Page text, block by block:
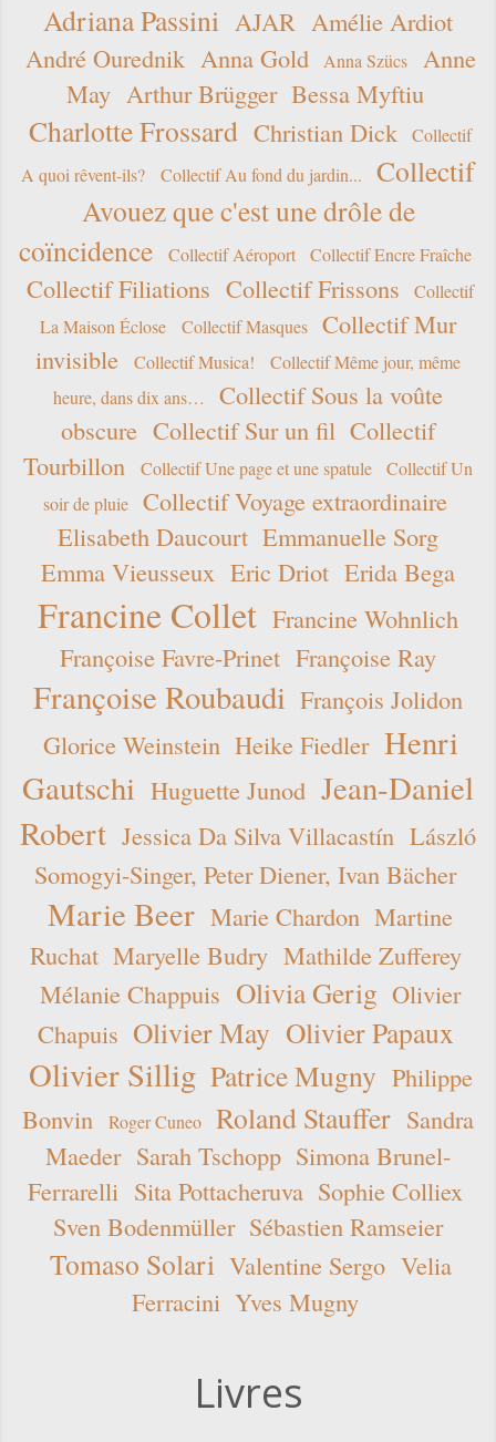
Adriana Passini AJAR Amélie Ardiot
André Ourednik Anna Gold Anna Szücs
Anne
May Arthur Brügger Bessa Myftiu
Charlotte Frossard Christian Dick
Collectif
A quoi rêvent-ils?
Collectif Au fond du jardin...
Collectif
Avouez que c'est une drôle de
coïncidence
Collectif Aéroport Collectif Encre Fraîche
Collectif Filiations Collectif Frissons
Collectif
La Maison Éclose
Collectif Masques
Collectif Mur
invisible
Collectif Musica!
Collectif Même jour, même
heure, dans dix ans…
Collectif Sous la voûte
obscure Collectif Sur un fil Collectif
Tourbillon
Collectif Une page et une spatule
Collectif Un
soir de pluie
Collectif Voyage extraordinaire
Elisabeth Daucourt Emmanuelle Sorg
Emma Vieusseux Eric Driot Erida Bega
Francine Collet Francine Wohnlich
Françoise Favre-Prinet Françoise Ray
Françoise Roubaudi François Jolidon
Glorice Weinstein Heike Fiedler Henri
Gautschi Huguette Junod Jean-Daniel
Robert Jessica Da Silva Villacastín László
Somogyi-Singer, Peter Diener, Ivan Bächer
Marie Beer Marie Chardon Martine
Ruchat Maryelle Budry Mathilde Zufferey
Mélanie Chappuis Olivia Gerig Olivier
Chapuis Olivier May Olivier Papaux
Olivier Sillig Patrice Mugny Philippe
Bonvin
Roger Cuneo Roland Stauffer Sandra
Maeder Sarah Tschopp Simona Brunel-
Ferrarelli Sita Pottacheruva Sophie Colliex
Sven Bodenmüller Sébastien Ramseier
Tomaso Solari Valentine Sergo Velia
Ferracini Yves Mugny
Livres